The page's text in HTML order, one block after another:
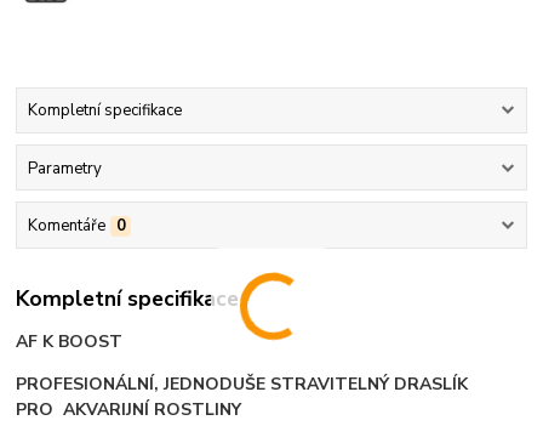
Kompletní specifikace
Parametry
Komentáře 0
Kompletní specifikace
AF K BOOST
PROFESIONÁLNÍ, JEDNODUŠE STRAVITELNÝ DRASLÍK
PRO AKVARIJNÍ ROSTLINY